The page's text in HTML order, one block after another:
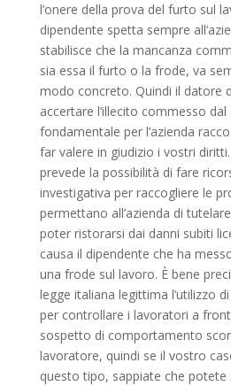
l’onere della prova del furto sul
dipendente spetta sempre
stabilisce che la mancanza
sia essa il furto o la frode, va
modo concreto. Quindi il datore
accertare l’illecito commesso dal
fondamentale per l’azienda
far valere in giudizio i vostri
prevede la possibilità di fare
investigativa per raccogliere le
permettano all’azienda di
poter ristorarsi dai danni subiti
causa il dipendente che ha
una frode sul lavoro. È bene
legge italiana legittima l’utilizzo
per controllare i lavoratori a
sospetto di comportamento
lavoratore, quindi se il vostro
questo tipo, sappiate che potete